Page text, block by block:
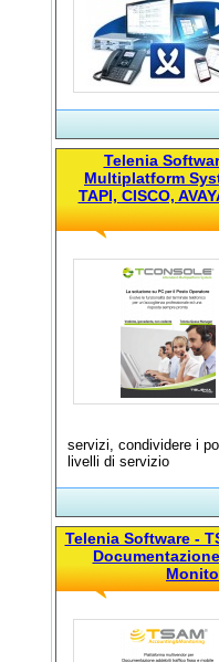
Telenia
Multiplatform
TAPI, CISCO,
servizi, condividere i
livelli di servizio
Telenia Software -